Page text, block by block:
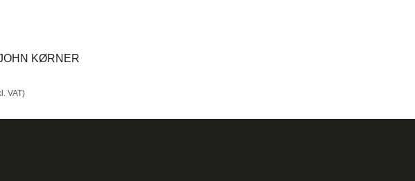
KØRNER
VAT)